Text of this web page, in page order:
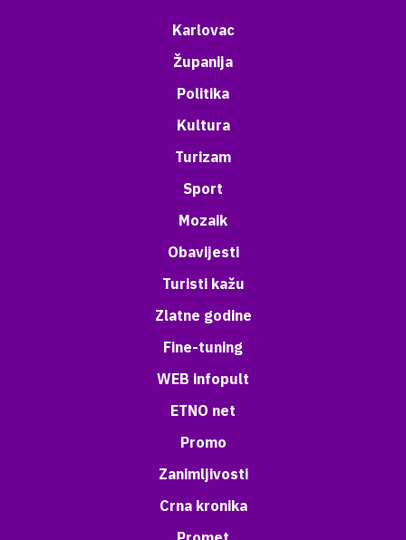
Karlovac
Županija
Politika
Kultura
Turizam
Sport
Mozaik
Obavijesti
Turisti kažu
Zlatne godine
Fine-tuning
WEB infopult
ETNO net
Promo
Zanimljivosti
Crna kronika